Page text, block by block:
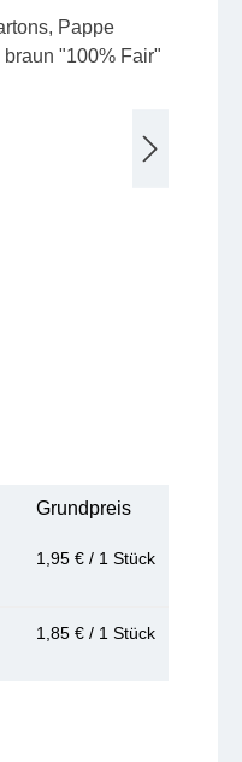
Grundpreis
1,95 € / 1 Stück
1,85 € / 1 Stück